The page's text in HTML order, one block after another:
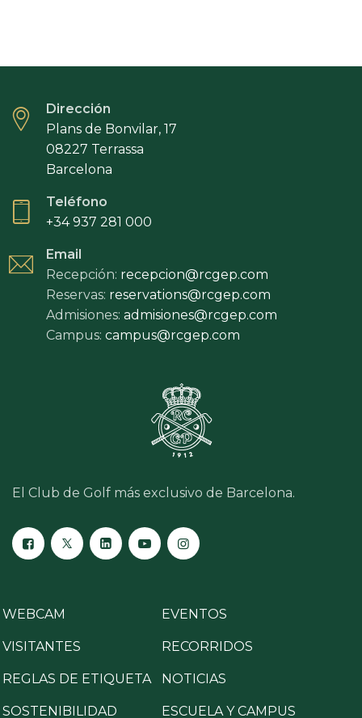
Dirección
Plans de Bonvilar, 17
08227 Terrassa
Barcelona
Teléfono
+34 937 281 000
Email
Recepción: recepcion@rcgep.com
Reservas: reservations@rcgep.com
Admisiones: admisiones@rcgep.com
Campus: campus@rcgep.com
El Club de Golf más exclusivo de Barcelona.
WEBCAM EVENTOS
VISITANTES RECORRIDOS
REGLAS DE ETIQUETA NOTICIAS
SOSTENIBILIDAD ESCUELA Y CAMPUS